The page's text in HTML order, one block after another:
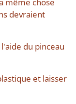
même chose
devraient
du pinceau
et laisser